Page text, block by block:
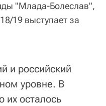
"Млада-Болеслав",
19 выступает за
и российский
уровне. В
их осталось